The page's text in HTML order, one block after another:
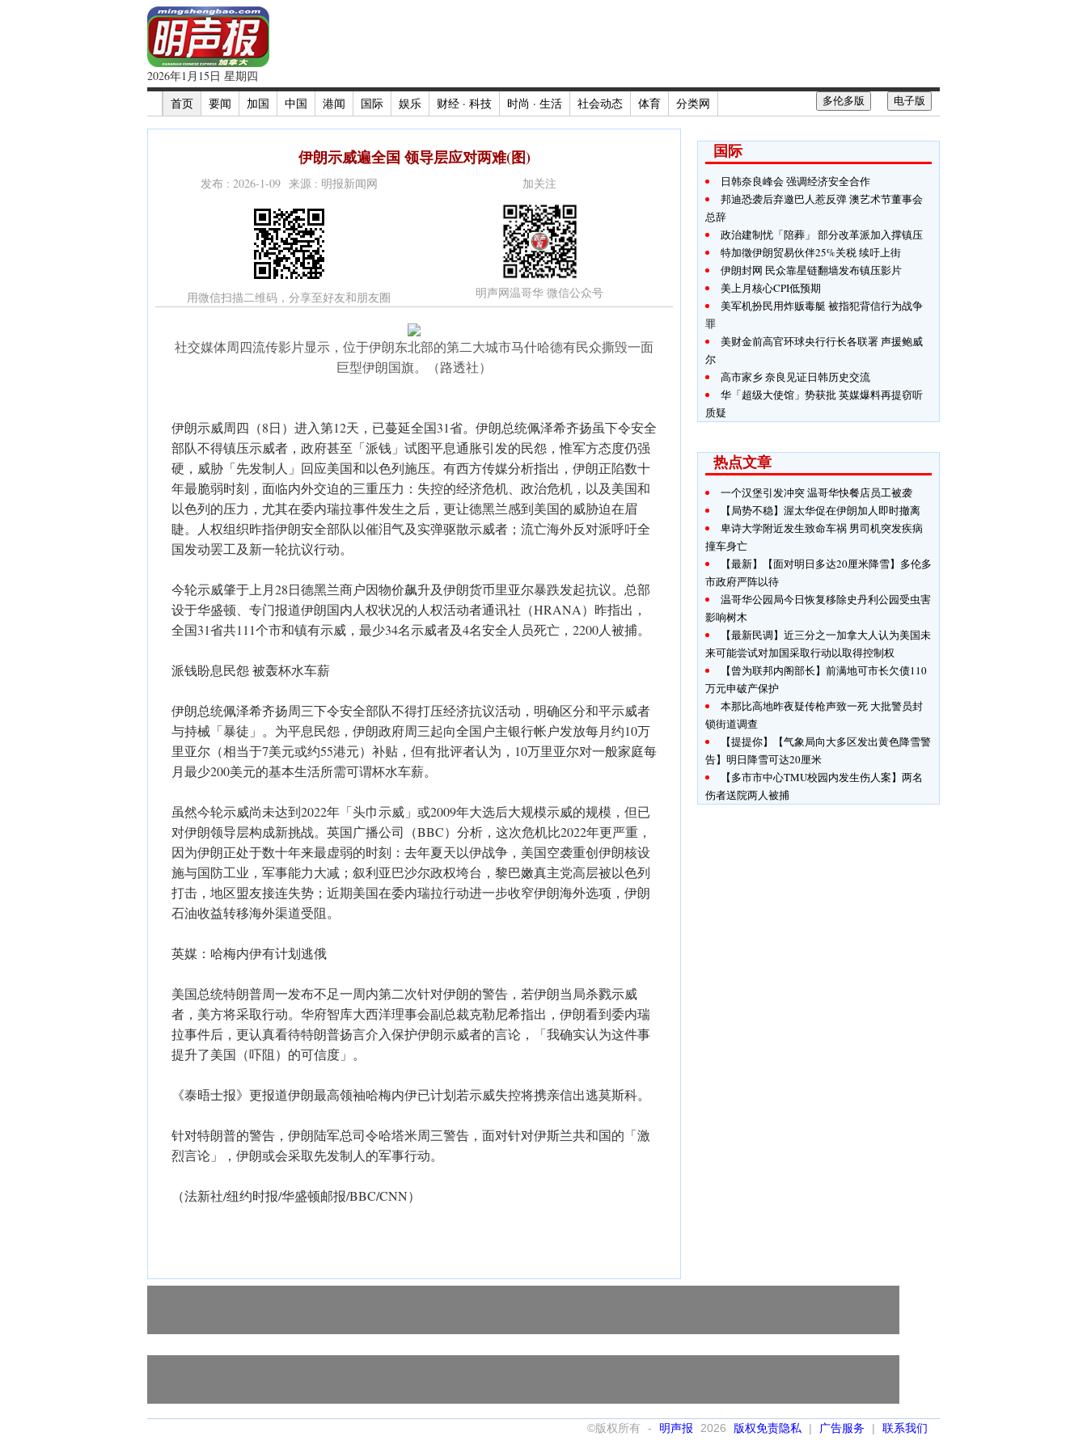
2026年1月15日 星期四
首页
要闻 加国 中国 港闻 国际 娱乐 财经 · 科技 时尚 · 生活 社会动态 体育 分类网 电子版
多伦多版
伊朗示威遍全国 领导层应对两难(图)
发布 : 2026-1-09 来源 : 明报新闻网
用微信扫描二维码，分享至好友和朋友圈
加关注
明声网温哥华 微信公众号
社交媒体周四流传影片显示，位于伊朗东北部的第二大城市马什哈德有民众撕毁一面
巨型伊朗国旗。（路透社）
伊朗示威周四（8日）进入第12天，已蔓延全国31省。伊朗总统佩泽希齐扬虽下令安全
部队不得镇压示威者，政府甚至「派钱」试图平息通胀引发的民怨，惟军方态度仍强
硬，威胁「先发制人」回应美国和以色列施压。有西方传媒分析指出，伊朗正陷数十
年最脆弱时刻，面临内外交迫的三重压力：失控的经济危机、政治危机，以及美国和
以色列的压力，尤其在委内瑞拉事件发生之后，更让德黑兰感到美国的威胁迫在眉
睫。人权组织昨指伊朗安全部队以催泪气及实弹驱散示威者；流亡海外反对派呼吁全
国发动罢工及新一轮抗议行动。
今轮示威肇于上月28日德黑兰商户因物价飙升及伊朗货币里亚尔暴跌发起抗议。总部
设于华盛顿、专门报道伊朗国内人权状况的人权活动者通讯社（HRANA）昨指出，
全国31省共111个市和镇有示威，最少34名示威者及4名安全人员死亡，2200人被捕。
派钱盼息民怨 被轰杯水车薪
伊朗总统佩泽希齐扬周三下令安全部队不得打压经济抗议活动，明确区分和平示威者
与持械「暴徒」。为平息民怨，伊朗政府周三起向全国户主银行帐户发放每月约10万
里亚尔（相当于7美元或约55港元）补贴，但有批评者认为，10万里亚尔对一般家庭每
月最少200美元的基本生活所需可谓杯水车薪。
虽然今轮示威尚未达到2022年「头巾示威」或2009年大选后大规模示威的规模，但已
对伊朗领导层构成新挑战。英国广播公司（BBC）分析，这次危机比2022年更严重，
因为伊朗正处于数十年来最虚弱的时刻：去年夏天以伊战争，美国空袭重创伊朗核设
施与国防工业，军事能力大减；叙利亚巴沙尔政权垮台，黎巴嫩真主党高层被以色列
打击，地区盟友接连失势；近期美国在委内瑞拉行动进一步收窄伊朗海外选项，伊朗
石油收益转移海外渠道受阻。
英媒：哈梅内伊有计划逃俄
美国总统特朗普周一发布不足一周内第二次针对伊朗的警告，若伊朗当局杀戮示威
者，美方将采取行动。华府智库大西洋理事会副总裁克勒尼希指出，伊朗看到委内瑞
拉事件后，更认真看待特朗普扬言介入保护伊朗示威者的言论，「我确实认为这件事
提升了美国（吓阻）的可信度」。
《泰晤士报》更报道伊朗最高领袖哈梅内伊已计划若示威失控将携亲信出逃莫斯科。
针对特朗普的警告，伊朗陆军总司令哈塔米周三警告，面对针对伊斯兰共和国的「激
烈言论」，伊朗或会采取先发制人的军事行动。
（法新社/纽约时报/华盛顿邮报/BBC/CNN）
国际
日韩奈良峰会 强调经济安全合作
邦迪恐袭后弃邀巴人惹反弹 澳艺术节董事会
总辞
政治建制忧「陪葬」 部分改革派加入撑镇压
特加徵伊朗贸易伙伴25%关税 续吁上街
伊朗封网 民众靠星链翻墙发布镇压影片
美上月核心CPI低预期
美军机扮民用炸贩毒艇 被指犯背信行为战争
罪
美财金前高官环球央行行长各联署 声援鲍威
尔
高市家乡 奈良见证日韩历史交流
华「超级大使馆」势获批 英媒爆料再提窃听
质疑
热点文章
一个汉堡引发冲突 温哥华快餐店员工被袭
【局势不稳】渥太华促在伊朗加人即时撤离
卑诗大学附近发生致命车祸 男司机突发疾病
撞车身亡
【最新】【面对明日多达20厘米降雪】多伦多
市政府严阵以待
温哥华公园局今日恢复移除史丹利公园受虫害
影响树木
【最新民调】近三分之一加拿大人认为美国未
来可能尝试对加国采取行动以取得控制权
【曾为联邦内阁部长】前满地可市长欠债110
万元申破产保护
本那比高地昨夜疑传枪声致一死 大批警员封
锁街道调查
【提提你】【气象局向大多区发出黄色降雪警
告】明日降雪可达20厘米
【多市市中心TMU校园内发生伤人案】两名
伤者送院两人被捕
©版权所有 - 明声报 2026 版权免责隐私 | 广告服务 | 联系我们